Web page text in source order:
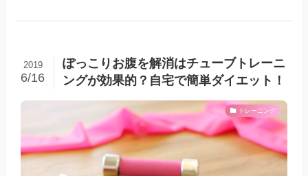
ぽっこりお腹を解消はチューブトレーニ
ングが効果的？自宅で簡単ダイエット！
2019
6/16
トレーニング